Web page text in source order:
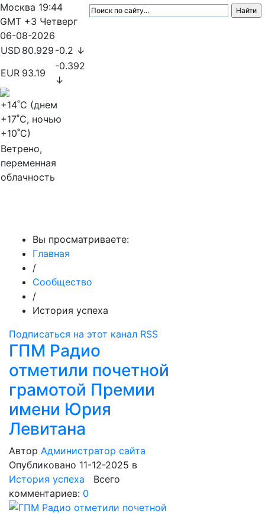
Москва 19:44
GMT +3 Четверг
06-08-2026
USD 80.929 -0.2 ↓
EUR 93.19
-0.392
↓
+14˚C (днем
+17˚C, ночью
+10˚C)
Ветрено,
переменная
облачность
Вы просматриваете:
Главная
/
Сообщество
/
История успеха
Подписаться на этот канал RSS
ГПМ Радио
отметили почетной
грамотой Премии
имени Юрия
Левитана
Автор Администратор сайта
Опубликовано 11-12-2025 в
История успеха Всего
комментариев: 0